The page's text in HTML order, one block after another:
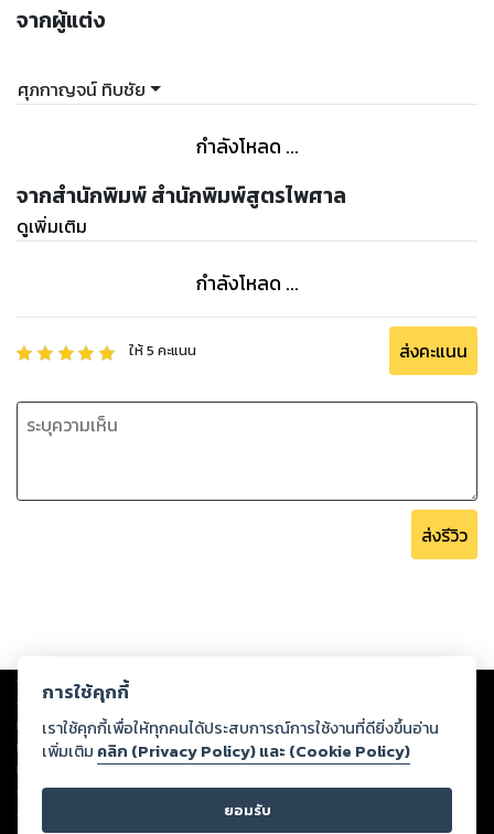
ฉบับที่ ๙ เรื่อง เครื่องมือทางการเงิน
ประกันภัย
จากผู้แต่ง
ศุภกาญจน์ ทิบชัย
กำลังโหลด ...
จากสำนักพิมพ์ สำนักพิมพ์สูตรไพศาล
ดูเพิ่มเติม
กำลังโหลด ...
ให้5 คะแนน ส่งคะแนน
ส่งรีวิว
Copyright © 2026
ต่อผลงานหรือเนื้อหาใดที่อัปโหลดผ่านเว็บไซต์และปรากฏว่าละเมิดสิทธิใน
ทรัพย์สินทางปัญญาของบุคคลอื่นหรือขัดต่อกฎหมายและศีลธรรม ดังนั้น ผู้อ่าน
ทุกท่านโปรดใช้วิจารณญาณในการกลั่นกรองด้วยตนเอง และหากท่านพบว่าส่วน
หนึ่งส่วนใดขัดต่อกฎหมายและศีลธรรม กรุณาแจ้งมายังบริษัท เพื่อทีมงานจะได้
ดำเนินการในทันที ทั้งนี้ ทางสตอรี่ล็อกขอสงวนลิขสิทธิ์ตามพระราชบัญญัติ
ลิขสิทธิ์ พ.ศ. 2537 (ฉบับล่าสุด)
การใช้คุกกี้
เราใช้คุกกี้เพื่อให้ทุกคนได้ประสบการณ์การใช้งานที่ดียิ่งขึ้นอ่าน
เพิ่มเติม คลิก (Privacy Policy) และ (Cookie Policy)
ยอมรับ